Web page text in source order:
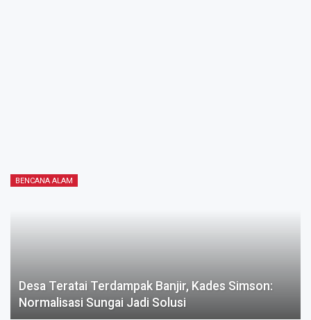
BENCANA ALAM
Desa Teratai Terdampak Banjir, Kades Simson:
Normalisasi Sungai Jadi Solusi